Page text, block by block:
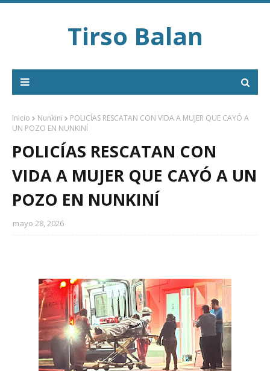
Tirso Balan
Inicio Nunkini
POLICÍAS RESCATAN CON VIDA A MUJER QUE CAYÓ A
UN POZO EN NUNKINÍ
POLICÍAS RESCATAN CON
VIDA A MUJER QUE CAYÓ A UN
POZO EN NUNKINÍ
mayo 28, 2026